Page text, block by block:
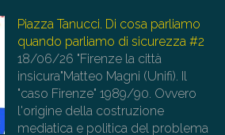
Piazza Tanucci. Di cosa parliamo
quando parliamo di sicurezza #2
18/06/26 "Firenze la città
insicura"Matteo Magni (Unifi). Il
"caso Firenze" 1989/90. Ovvero
l'origine della costruzione
mediatica e politica del problema